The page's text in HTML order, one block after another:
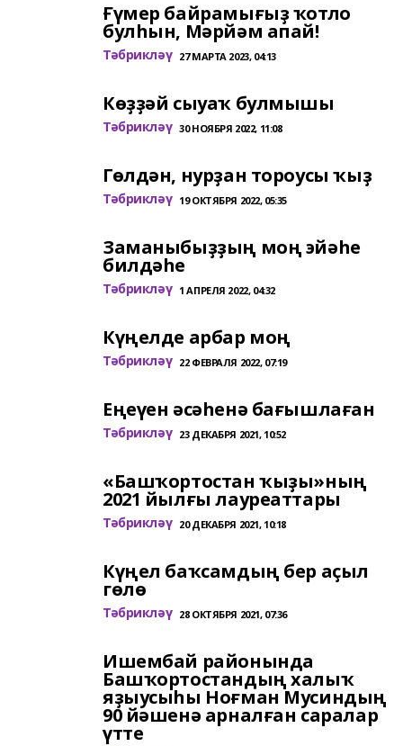
Ғүмер байрамығыҙ ҡотло
булһын, Мәрйәм апай!
Тәбрикләү 27 МАРТА 2023, 04:13
Көҙҙәй сыуаҡ булмышы
Тәбрикләү 30 НОЯБРЯ 2022, 11:08
Гөлдән, нурҙан тороусы ҡыҙ
Тәбрикләү 19 ОКТЯБРЯ 2022, 05:35
Заманыбыҙҙың моң эйәһе
билдәһе
Тәбрикләү 1 АПРЕЛЯ 2022, 04:32
Күңелде арбар моң
Тәбрикләү 22 ФЕВРАЛЯ 2022, 07:19
Еңеүен әсәһенә бағышлаған
Тәбрикләү 23 ДЕКАБРЯ 2021, 10:52
«Башҡортостан ҡыҙы»ның
2021 йылғы лауреаттары
Тәбрикләү 20 ДЕКАБРЯ 2021, 10:18
Күңел баҡсамдың бер аҫыл
гөлө
Тәбрикләү 28 ОКТЯБРЯ 2021, 07:36
Ишембай районында
Башҡортостандың халыҡ
яҙыусыһы Ноғман Мусиндың
90 йәшенә арналған саралар
үтте